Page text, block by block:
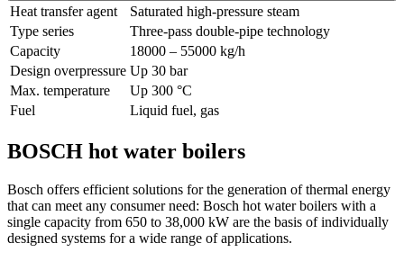
Heat transfer agent
Saturated high-pressure steam
Type series
Three-pass double-pipe technology
Capacity
18000 – 55000 kg/h
Design overpressure Up 30 bar
Max. temperature
Up 300 °C
Fuel
Liquid fuel, gas
BOSCH hot water boilers
Bosch offers efficient solutions for the generation of thermal energy
that can meet any consumer need: Bosch hot water boilers with a
single capacity from 650 to 38,000 kW are the basis of individually
designed systems for a wide range of applications.